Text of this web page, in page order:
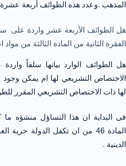
المذهب .وعدد هذه الطوائف أربعة
هل الطوائف الأربعة عشر واردة على
الفقرة الثانية من المادة الثالثة من مواد اصدار
هل الطوائف الوارد بيانها سلفاً
الاختصاص التشريعي لها ام يمكن
لها ذات الاختصاص التشريعي المقرر
فى البداية ان هذا التساؤل منشؤه
المادة 46 من ان تكفل الدولة
الدينية .